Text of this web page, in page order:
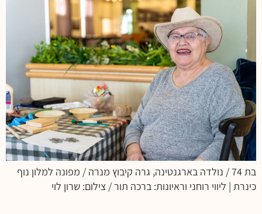
בת 74 / נולדה בארגנטינה, גרה קיבוץ מנרה / מפונה למלון נוף
כינרת | ליווי רוחני וראיונות: ברכה תור / צילום: שרון לוי